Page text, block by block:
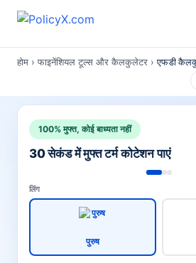
होम › फाइनेंशियल टूल्स और कैलकुलेटर ›एफडी
100% मुफ्त, कोई बाध्यता नहीं
30 सेकंड में मुफ्त टर्म कोटेशन पाएं
लिंग
पुरुष